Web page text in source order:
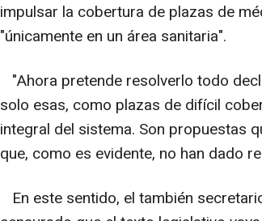
impulsar la cobertura de plazas de
"únicamente en un área sanitaria".
"Ahora pretende resolverlo todo
solo esas, como plazas de difícil
integral del sistema. Son propuestas
que, como es evidente, no han dado
En este sentido, el también